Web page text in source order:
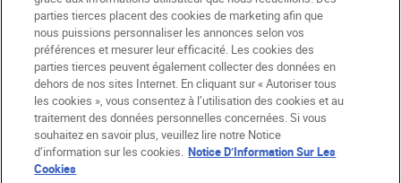
Conditions d’utilisation
CVG de la boutique Nikon Store
Notice d’information sur les cookies
Accessibilité
Paramètres des cookies
© 2026 Nikon
parties tierces placent des cookies de marketing afin que
nous puissions personnaliser les annonces selon vos
préférences et mesurer leur efficacité. Les cookies des
parties tierces peuvent également collecter des données en
dehors de nos sites Internet. En cliquant sur « Autoriser tous
les cookies », vous consentez à l’utilisation des cookies et au
traitement des données personnelles concernées. Si vous
souhaitez en savoir plus, veuillez lire notre Notice
d’information sur les cookies. Notice D’Information Sur Les
Cookies